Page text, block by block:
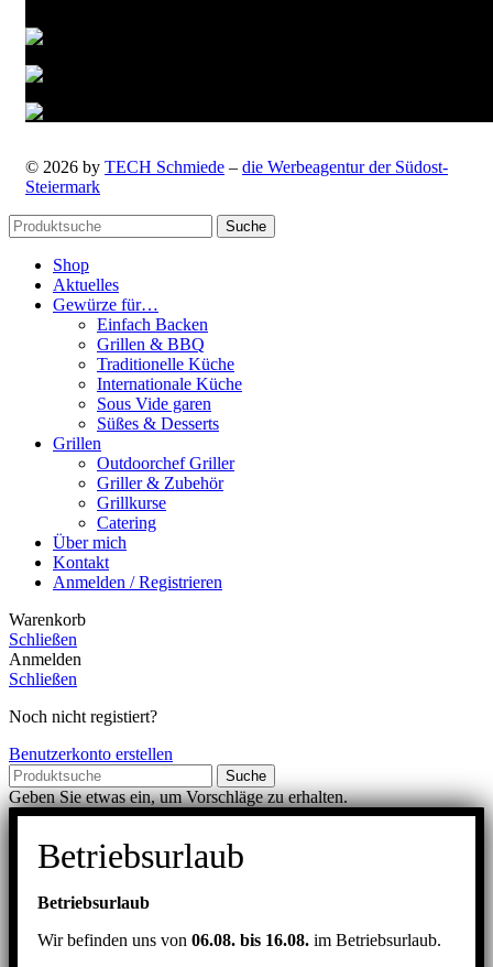
© 2026 by TECH Schmiede – die Werbeagentur der Südost-
Steiermark
Suche
Shop
Aktuelles
Gewürze für…
Einfach Backen
Grillen & BBQ
Traditionelle Küche
Internationale Küche
Sous Vide garen
Süßes & Desserts
Grillen
Outdoorchef Griller
Griller & Zubehör
Grillkurse
Catering
Über mich
Kontakt
Anmelden / Registrieren
Warenkorb
Schließen
Anmelden
Schließen
Noch nicht registiert?
Benutzerkonto erstellen
Suche
Geben Sie etwas ein, um Vorschläge zu erhalten.
Betriebsurlaub
Betriebsurlaub
Wir befinden uns von 06.08. bis 16.08. im Betriebsurlaub.